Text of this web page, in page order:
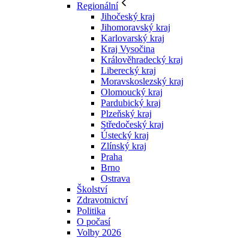
Regionální
Jihočeský kraj
Jihomoravský kraj
Karlovarský kraj
Kraj Vysočina
Králověhradecký kraj
Liberecký kraj
Moravskoslezský kraj
Olomoucký kraj
Pardubický kraj
Plzeňský kraj
Středočeský kraj
Ústecký kraj
Zlínský kraj
Praha
Brno
Ostrava
Školství
Zdravotnictví
Politika
O počasí
Volby 2026